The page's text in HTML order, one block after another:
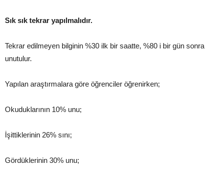
Sık sık tekrar yapılmalıdır.
Tekrar edilmeyen bilginin %30 ilk bir saatte, %80 i bir gün sonra
unutulur.
Yapılan araştırmalara göre öğrenciler öğrenirken;
Okuduklarının 10% unu;
İşittiklerinin 26% sını;
Gördüklerinin 30% unu;